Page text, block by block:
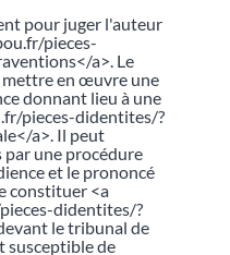
pour juger l'auteur
pieces-
a>. Le
en œuvre une
donnant lieu à une
pieces-didentites/?
a>. Il peut
une procédure
et le prononcé
constituer <a
didentites/?
le tribunal de
susceptible de